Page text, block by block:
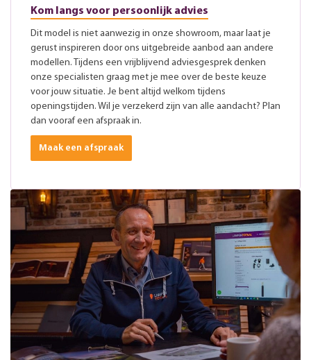
Kom langs voor persoonlijk advies
Dit model is niet aanwezig in onze showroom, maar laat je
gerust inspireren door ons uitgebreide aanbod aan andere
modellen. Tijdens een vrijblijvend adviesgesprek denken
onze specialisten graag met je mee over de beste keuze
voor jouw situatie. Je bent altijd welkom tijdens
openingstijden. Wil je verzekerd zijn van alle aandacht? Plan
dan vooraf een afspraak in.
Maak een afspraak